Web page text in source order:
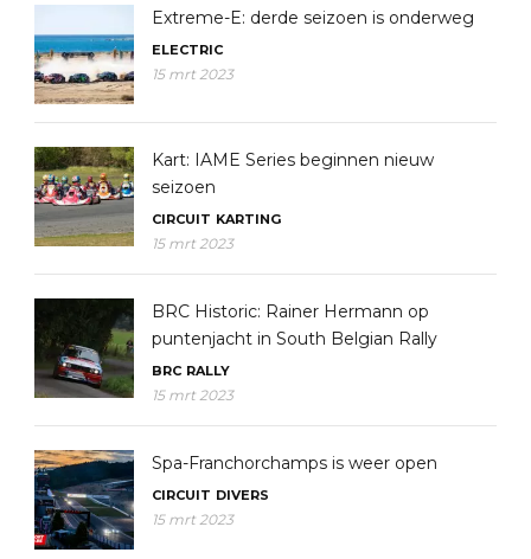
Extreme-E: derde seizoen is onderweg
ELECTRIC
15 mrt 2023
Kart: IAME Series beginnen nieuw
seizoen
CIRCUIT KARTING
15 mrt 2023
BRC Historic: Rainer Hermann op
puntenjacht in South Belgian Rally
BRC RALLY
15 mrt 2023
Spa-Franchorchamps is weer open
CIRCUIT DIVERS
15 mrt 2023